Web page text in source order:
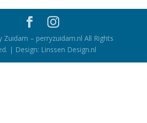
Zuidam – perryzuidam.nl All Rights
| Design: Linssen Design.nl